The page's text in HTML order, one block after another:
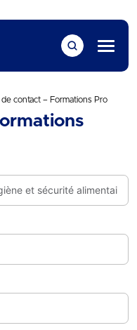
Menu
de contact – Formations Pro